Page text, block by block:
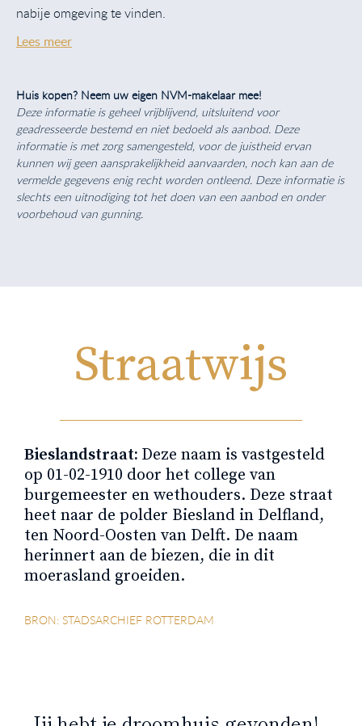
nabije omgeving te vinden.
Lees meer
Huis kopen? Neem uw eigen NVM-makelaar mee!
Deze informatie is geheel vrijblijvend, uitsluitend voor
geadresseerde bestemd en niet bedoeld als aanbod. Deze
informatie is met zorg samengesteld, voor de juistheid ervan
kunnen wij geen aansprakelijkheid aanvaarden, noch kan aan de
vermelde gegevens enig recht worden ontleend. Deze informatie is
slechts een uitnodiging tot het doen van een aanbod en onder
voorbehoud van gunning.
Straatwijs
Bieslandstraat: Deze naam is vastgesteld
op 01-02-1910 door het college van
burgemeester en wethouders. Deze straat
heet naar de polder Biesland in Delfland,
ten Noord-Oosten van Delft. De naam
herinnert aan de biezen, die in dit
moerasland groeiden.
BRON: STADSARCHIEF ROTTERDAM